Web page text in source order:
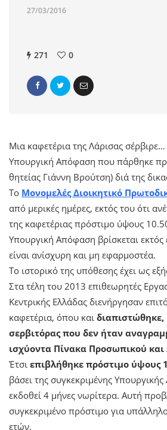
27/03/2016
271 0
Μια καφετέρια της Λάρισας
Υπουργική Απόφαση που πάρθηκε προ
θητείας Γιάννη Βρούτση) διά της
Το Μονομελές Διοικητικό
από μερικές ημέρες, εκτός του ότι
της καφετέριας πρόστιμο ύψους
Υπουργική Απόφαση βρίσκεται εκτός
είναι ανίσχυρη και μη εφαρμοστέα.
Το ιστορικό της υπόθεσης έχει ως
Στα τέλη του 2013 επιθεωρητές
Κεντρικής Ελλάδας διενήργησαν
καφετέρια, όπου και
σερβιτόρας που δεν ήταν
ισχύοντα Πίνακα Προσωπικού
Έτσι επιβλήθηκε πρόστιμο ύψους
βάσει της συγκεκριμένης
εκδοθεί 4 μήνες νωρίτερα. Αυτή
συγκεκριμένο πρόστιμο για
ετών.